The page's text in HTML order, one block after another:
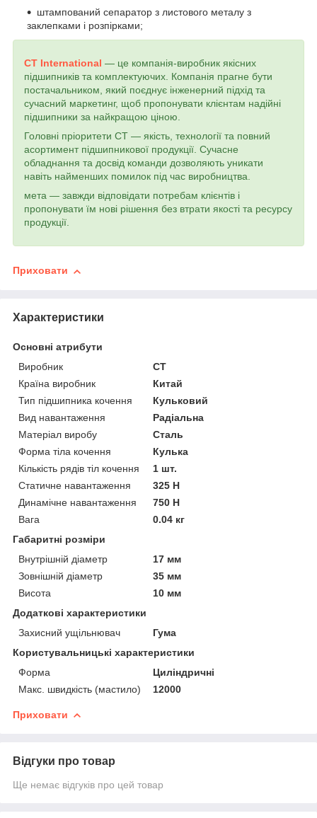
штампований сепаратор з листового металу з
заклепками і розпірками;
CT International — це компанія-виробник якісних
підшипників та комплектуючих. Компанія прагне бути
постачальником, який поєднує інженерний підхід та
сучасний маркетинг, щоб пропонувати клієнтам надійні
підшипники за найкращою ціною.
Головні пріоритети СТ — якість, технології та повний
асортимент підшипникової продукції. Сучасне
обладнання та досвід команди дозволяють уникати
навіть найменших помилок під час виробництва.
мета — завжди відповідати потребам клієнтів і
пропонувати їм нові рішення без втрати якості та ресурсу
продукції.
Приховати
Характеристики
Основні атрибути
Виробник
CT
Країна виробник
Китай
Тип підшипника кочення
Кульковий
Вид навантаження
Радіальна
Матеріал виробу
Сталь
Форма тіла кочення
Кулька
Кількість рядів тіл кочення
1 шт.
Статичне навантаження
325 Н
Динамічне навантаження
750 Н
Вага
0.04 кг
Габаритні розміри
Внутрішній діаметр
17 мм
Зовнішній діаметр
35 мм
Висота
10 мм
Додаткові характеристики
Захисний ущільнювач
Гума
Користувальницькі характеристики
Форма
Циліндричні
Макс. швидкість (мастило)
12000
Приховати
Відгуки про товар
Ще немає відгуків про цей товар